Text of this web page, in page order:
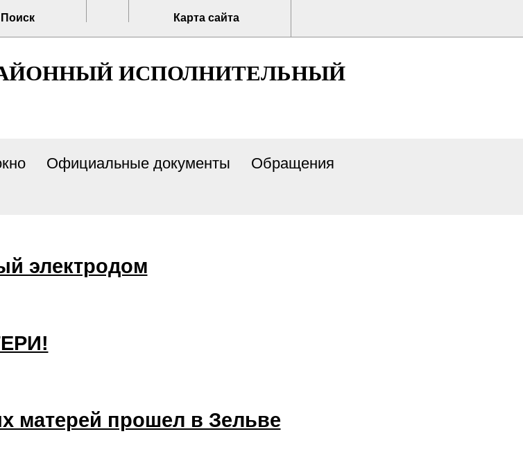
Поиск Карта сайта
ИСПОЛНИТЕЛЬНЫЙ
Официальные документы
Обращения
электродом
матерей прошел в Зельве